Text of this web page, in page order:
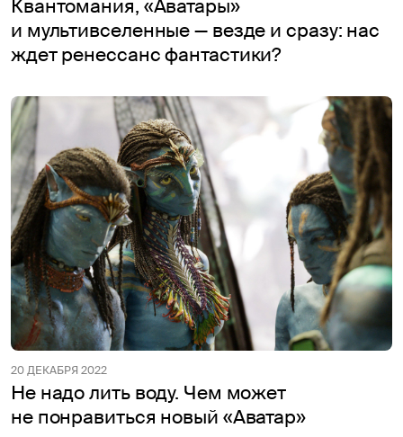
Квантомания, «Аватары»
и мультивселенные — везде и сразу: нас
ждет ренессанс фантастики?
20 ДЕКАБРЯ 2022
Не надо лить воду. Чем может
не понравиться новый «Аватар»